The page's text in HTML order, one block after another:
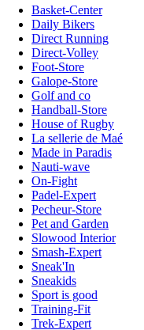
Basket-Center
Daily Bikers
Direct Running
Direct-Volley
Foot-Store
Galope-Store
Golf and co
Handball-Store
House of Rugby
La sellerie de Maé
Made in Paradis
Nauti-wave
On-Fight
Padel-Expert
Pecheur-Store
Pet and Garden
Slowood Interior
Smash-Expert
Sneak'In
Sneakids
Sport is good
Training-Fit
Trek-Expert